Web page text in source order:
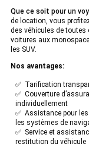
Que ce soit pour un
de location, vous
des véhicules de toutes
voitures aux
les SUV.
Nos avantages:
✅ Tarification
✅ Couverture
individuellement
✅ Assistance pour
les systèmes de
✅ Service et
restitution du véhicule